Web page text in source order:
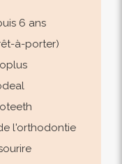
6 ans
à-porter)
l'orthodontie